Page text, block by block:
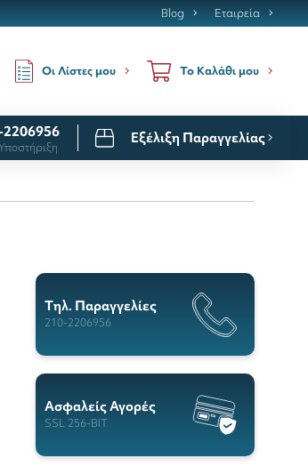
Blog Εταιρεία
Οι Λίστες μου Το Καλάθι μου
Εξέλιξη Παραγγελίας
Tηλ. Παραγγελίες
210-2206956
Ασφαλείς Αγορές
SSL 256-BIT